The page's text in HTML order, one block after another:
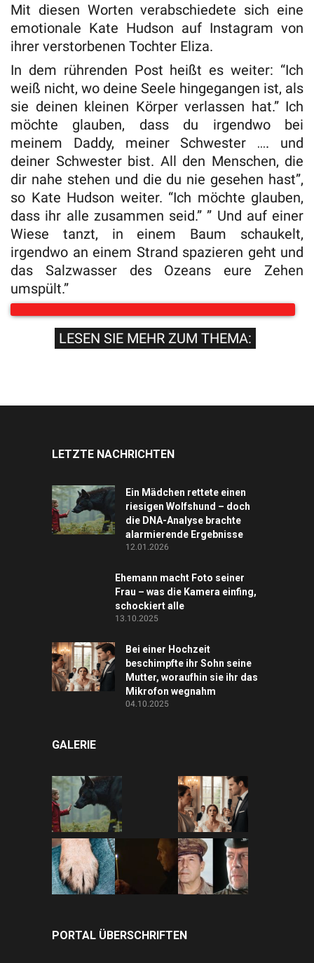
Mit diesen Worten verabschiedete sich eine
emotionale Kate Hudson auf Instagram von
ihrer verstorbenen Tochter Eliza.
In dem rührenden Post heißt es weiter: “Ich
weiß nicht, wo deine Seele hingegangen ist, als
sie deinen kleinen Körper verlassen hat.” Ich
möchte glauben, dass du irgendwo bei
meinem Daddy, meiner Schwester …. und
deiner Schwester bist. All den Menschen, die
dir nahe stehen und die du nie gesehen hast”,
so Kate Hudson weiter. “Ich möchte glauben,
dass ihr alle zusammen seid.” ” Und auf einer
Wiese tanzt, in einem Baum schaukelt,
irgendwo an einem Strand spazieren geht und
das Salzwasser des Ozeans eure Zehen
umspült.”
LESEN SIE MEHR ZUM THEMA:
LETZTE NACHRICHTEN
Ein Mädchen rettete einen
riesigen Wolfshund – doch
die DNA-Analyse brachte
alarmierende Ergebnisse
12.01.2026
Ehemann macht Foto seiner
Frau – was die Kamera einfing,
schockiert alle
13.10.2025
Bei einer Hochzeit
beschimpfte ihr Sohn seine
Mutter, woraufhin sie ihr das
Mikrofon wegnahm
04.10.2025
GALERIE
PORTAL ÜBERSCHRIFTEN